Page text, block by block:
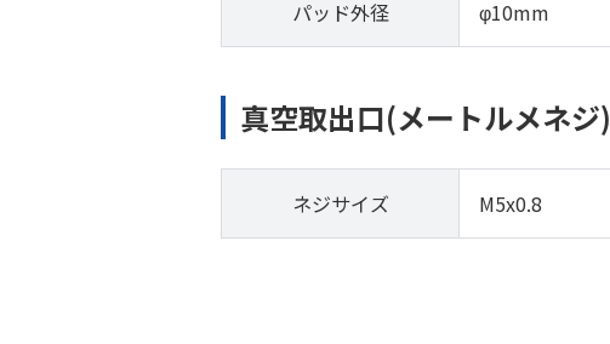
パッド外径 φ10mm
真空取出口(メートルメネジ)
ネジサイズ M5x0.8